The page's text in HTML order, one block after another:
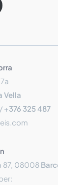
Vella
/ +376 325 487
87, 08008